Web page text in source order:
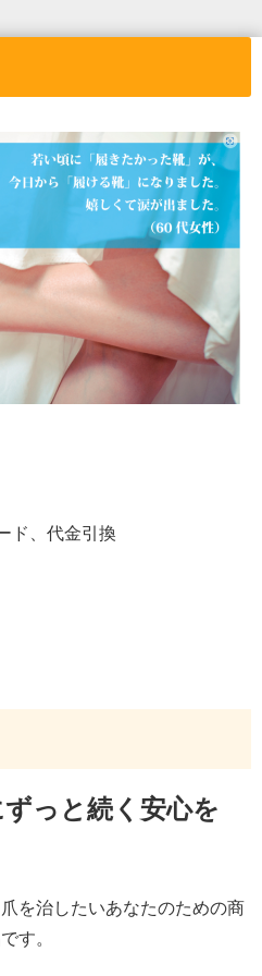
ド、代金引換
っと続く安心を
を治したいあなたのための商
す。